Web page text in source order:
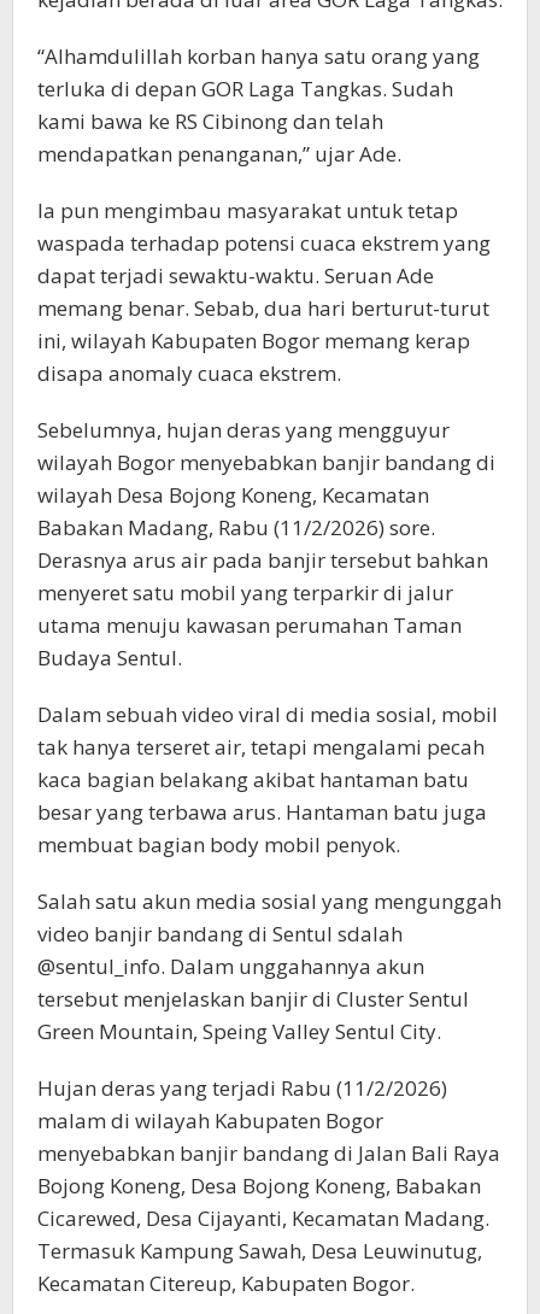
“Alhamdulillah korban hanya satu orang yang
terluka di depan GOR Laga Tangkas. Sudah
kami bawa ke RS Cibinong dan telah
mendapatkan penanganan,” ujar Ade.
Ia pun mengimbau masyarakat untuk tetap
waspada terhadap potensi cuaca ekstrem yang
dapat terjadi sewaktu-waktu. Seruan Ade
memang benar. Sebab, dua hari berturut-turut
ini, wilayah Kabupaten Bogor memang kerap
disapa anomaly cuaca ekstrem.
Sebelumnya, hujan deras yang mengguyur
wilayah Bogor menyebabkan banjir bandang di
wilayah Desa Bojong Koneng, Kecamatan
Babakan Madang, Rabu (11/2/2026) sore.
Derasnya arus air pada banjir tersebut bahkan
menyeret satu mobil yang terparkir di jalur
utama menuju kawasan perumahan Taman
Budaya Sentul.
Dalam sebuah video viral di media sosial, mobil
tak hanya terseret air, tetapi mengalami pecah
kaca bagian belakang akibat hantaman batu
besar yang terbawa arus. Hantaman batu juga
membuat bagian body mobil penyok.
Salah satu akun media sosial yang mengunggah
video banjir bandang di Sentul sdalah
@sentul_info. Dalam unggahannya akun
tersebut menjelaskan banjir di Cluster Sentul
Green Mountain, Speing Valley Sentul City.
Hujan deras yang terjadi Rabu (11/2/2026)
malam di wilayah Kabupaten Bogor
menyebabkan banjir bandang di Jalan Bali Raya
Bojong Koneng, Desa Bojong Koneng, Babakan
Cicarewed, Desa Cijayanti, Kecamatan Madang.
Termasuk Kampung Sawah, Desa Leuwinutug,
Kecamatan Citereup, Kabupaten Bogor.